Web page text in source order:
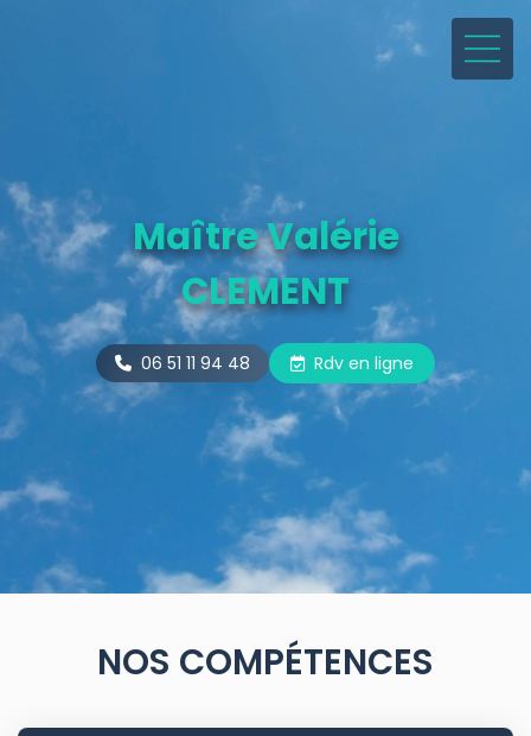
Maître Valérie
CLEMENT
06 51 11 94 48 Rdv en ligne
NOS COMPÉTENCES